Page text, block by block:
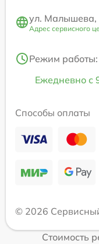
ул. Малышева,
Адрес сервисного
Режим работы:
Ежедневно с
Способы оплаты
© 2026
Стоимость